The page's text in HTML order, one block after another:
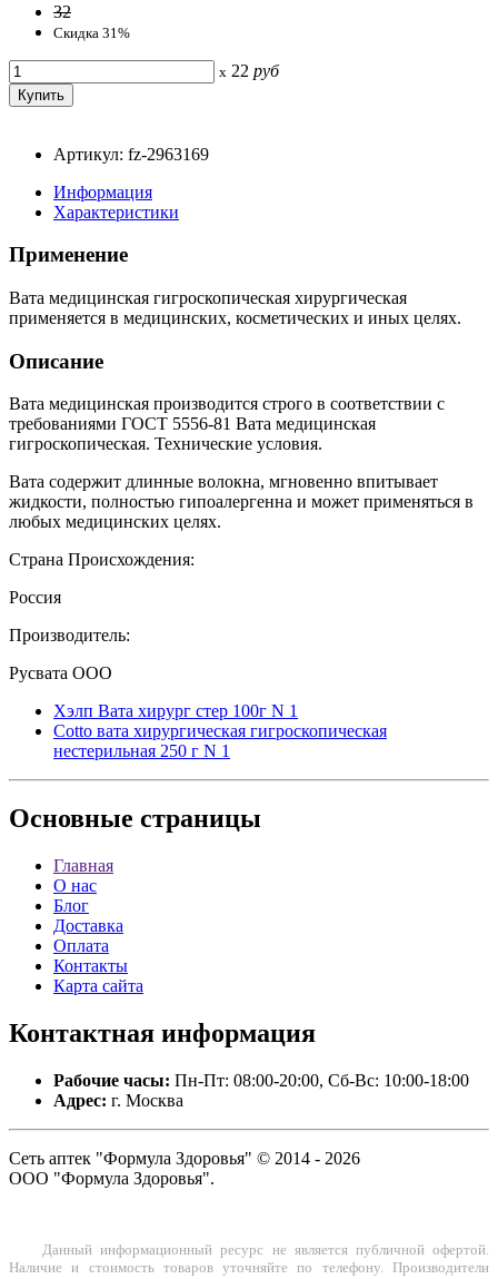
32
Скидка 31%
x 22 руб
Артикул: fz-2963169
Информация
Характеристики
Применение
Вата медицинская гигроскопическая хирургическая
применяется в медицинских, косметических и иных целях.
Описание
Вата медицинская производится строго в соответствии с
требованиями ГОСТ 5556-81 Вата медицинская
гигроскопическая. Технические условия.
Вата содержит длинные волокна, мгновенно впитывает
жидкости, полностью гипоалергенна и может применяться в
любых медицинских целях.
Страна Происхождения:
Россия
Производитель:
Русвата ООО
Хэлп Вата хирург стер 100г N 1
Cotto вата хирургическая гигроскопическая
нестерильная 250 г N 1
Основные страницы
Главная
О нас
Блог
Доставка
Оплата
Контакты
Карта сайта
Контактная информация
Рабочие часы: Пн-Пт: 08:00-20:00, Сб-Вс: 10:00-18:00
Адрес: г. Москва
Сеть аптек "Формула Здоровья" © 2014 - 2026
ООО "Формула Здоровья".
Данный информационный ресурс не является публичной офертой.
Наличие и стоимость товаров уточняйте по телефону. Производители